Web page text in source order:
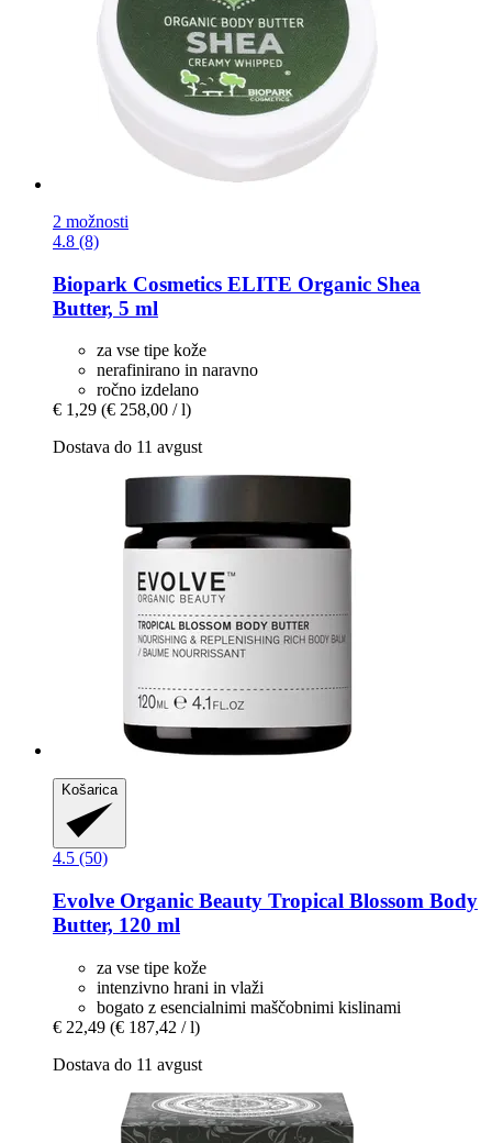
2 možnosti
4.8 (8)
Biopark Cosmetics ELITE Organic Shea
Butter, 5 ml
za vse tipe kože
nerafinirano in naravno
ročno izdelano
€ 1,29 (€ 258,00 / l)
Dostava do 11 avgust
Košarica
4.5 (50)
Evolve Organic Beauty Tropical Blossom Body
Butter, 120 ml
za vse tipe kože
intenzivno hrani in vlaži
bogato z esencialnimi maščobnimi kislinami
€ 22,49 (€ 187,42 / l)
Dostava do 11 avgust